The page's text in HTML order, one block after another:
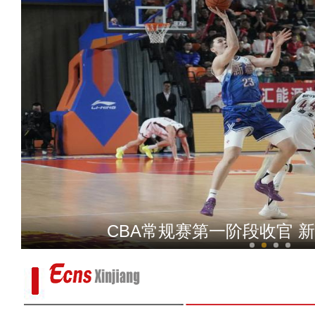
探访冬季和田夜市 跟小
CBA常规赛第一阶段收官